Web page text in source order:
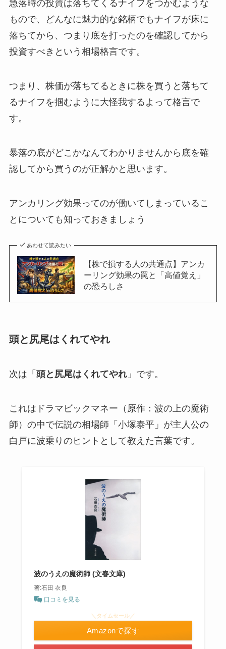
急落時の投資は落ちてくるナイフをつかむような
もので、どんなに魅力的な銘柄でもナイフが床に
落ちてから、つまり底を打ったのを確認してから
投資すべきという相場格言です。
つまり、 株価が落ちてるときに株を買うと落ちて
るナイフを掴むように大怪我するよ って格言で
す。
暴落の底がどこかなんてわかりませんから底を確
認してから買うのが正解かと思います。
アンカリング効果ってのが働いてしまっているこ
とについても知っておきましょう
あわせて読みたい
【株で損する人の共通点】アンカ
ーリング効果の罠と「高値覚え」
の恐ろしさ
頭と尻尾はくれてやれ
次は「 頭と尻尾はくれてやれ」です。
これはドラマビックマネー（原作：波の上の魔術
師）の中で伝説の相場師「小塚泰平」が主人公の
白戸に波乗りのヒントとして教えた言葉です。
波のうえの魔術師 (文春文庫)
著:石田 衣良
口コミを見る
＼タイムセール／
Amazonで探す